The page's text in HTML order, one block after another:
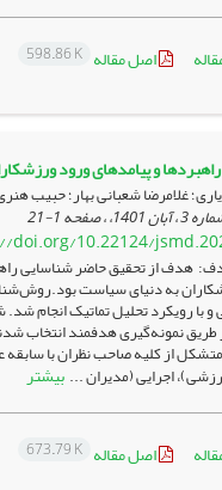
اصل مقاله 598.86 K
و پیامدهای ورود
غلامرضا شعبانی بهار؛ حبیب
1-21
doi.org/10.22124/
هدف از تحقیق حاضر شناسایی
به دنیای سیاست
با رویکرد تحلیل تماتیک انجام
از کلیه صاحب ­نظران با سابقه
اجرایی (مدیران ... بیشتر
اصل مقاله 673.79 K